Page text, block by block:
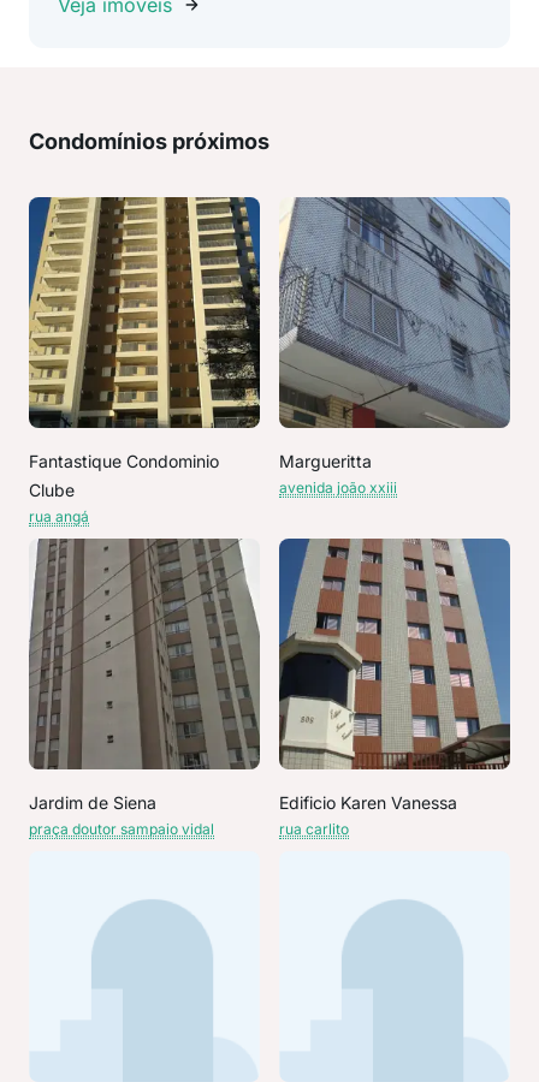
Veja imóveis
Condomínios próximos
Fantastique Condominio
Clube
rua angá
Margueritta
avenida joão xxiii
Jardim de Siena
praça doutor sampaio vidal
Edificio Karen Vanessa
rua carlito